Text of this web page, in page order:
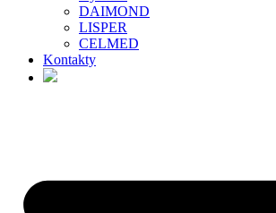
DAIMOND
LISPER
CELMED
Kontakty